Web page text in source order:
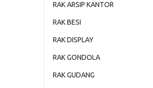
RAK ARSIP KANTOR
RAK BESI
RAK DISPLAY
RAK GONDOLA
RAK GUDANG